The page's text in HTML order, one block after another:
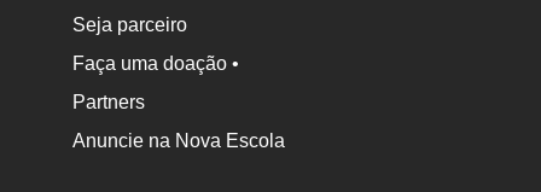
Seja parceiro
Faça uma doação •
Partners
Anuncie na Nova Escola